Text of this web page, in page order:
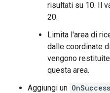
risultati su 10. Il
20.
Limita l'area di
dalle coordinate
vengono
questa area.
Aggiungi un